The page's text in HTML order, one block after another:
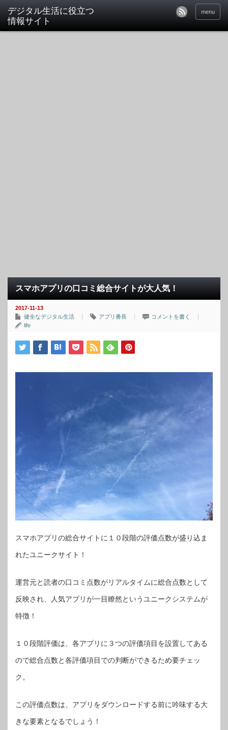
デジタル生活に役立つ
情報サイト
menu
スマホアプリの口コミ総合サイトが大人気！
2017-11-13
健全なデジタル生活
アプリ番長
コメントを書く
life
スマホアプリの総合サイトに１０段階の評価点数が盛り込ま
れたユニークサイト！
運営元と読者の口コミ点数がリアルタイムに総合点数として
反映され、人気アプリが一目瞭然というユニークシステムが
特徴！
１０段階評価は、各アプリに３つの評価項目を設置してある
ので総合点数と各評価項目での判断ができるため要チェッ
ク。
この評価点数は、アプリをダウンロードする前に吟味する大
きな要素となるでしょう！